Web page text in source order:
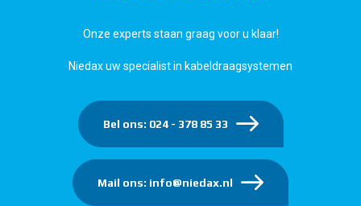
Onze experts staan graag voor u klaar!
Niedax uw specialist in kabeldraagsystemen
Bel ons: 024 - 378 85 33
Mail ons: info@niedax.nl